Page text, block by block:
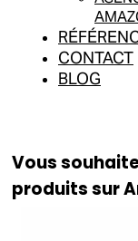
CONTACT
BLOG
Vous
produits sur